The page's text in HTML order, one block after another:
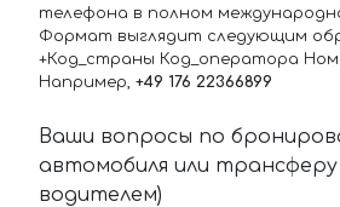
телефона в полном
Формат выглядит следующим
+Код_страны Код_оператора
Например, +49 176 22366899
Ваши вопросы по
автомобиля или
водителем)